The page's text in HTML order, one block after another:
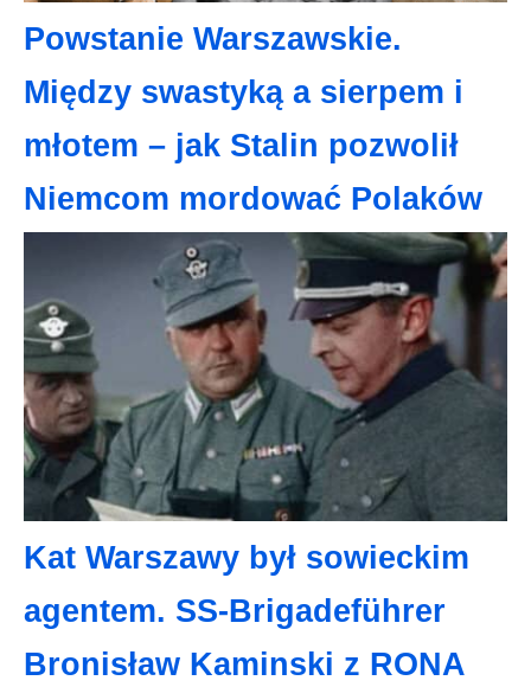
Powstanie Warszawskie.
Między swastyką a sierpem i
młotem – jak Stalin pozwolił
Niemcom mordować Polaków
Kat Warszawy był sowieckim
agentem. SS-Brigadeführer
Bronisław Kaminski z RONA